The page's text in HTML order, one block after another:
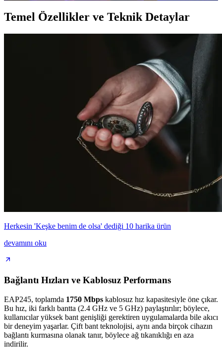
Temel Özellikler ve Teknik Detaylar
Herkesin 'Keşke benim de olsa' dediği 10 harika ürün
devamını oku
Bağlantı Hızları ve Kablosuz Performans
EAP245, toplamda 1750 Mbps kablosuz hız kapasitesiyle öne çıkar.
Bu hız, iki farklı bantta (2.4 GHz ve 5 GHz) paylaştırılır; böylece,
kullanıcılar yüksek bant genişliği gerektiren uygulamalarda bile akıcı
bir deneyim yaşarlar. Çift bant teknolojisi, aynı anda birçok cihazın
bağlantı kurmasına olanak tanır, böylece ağ tıkanıklığı en aza
indirilir.